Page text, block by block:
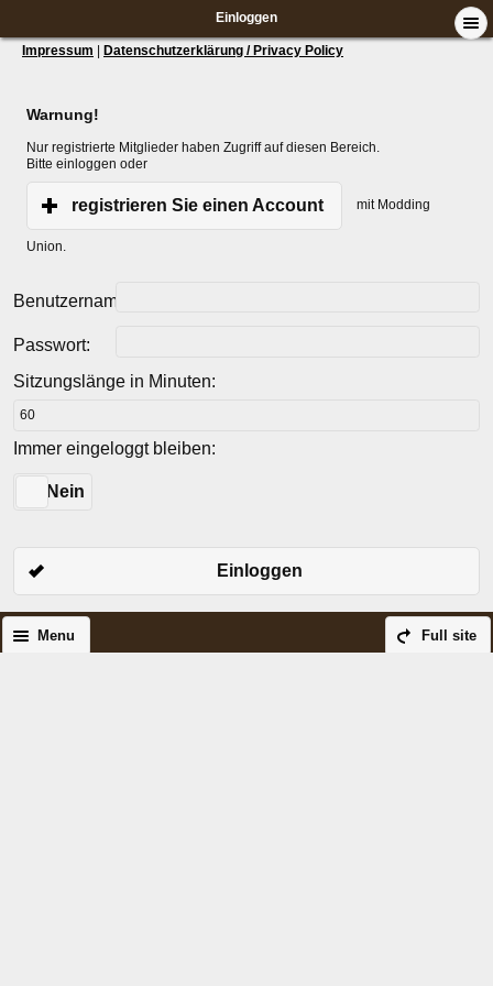
Einloggen
Impressum Datenschutzerklärung / Privacy Policy
Warnung!
Nur registrierte Mitglieder haben Zugriff auf diesen Bereich.
Bitte einloggen oder
registrieren Sie einen Account mit Modding
Union.
Benutzername:
Passwort:
Sitzungslänge in Minuten:
Immer eingeloggt bleiben:
Nein
Einloggen
Full site
Menu